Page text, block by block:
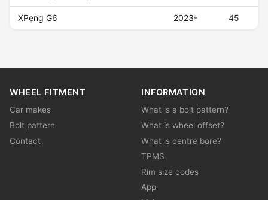
XPeng G6 2023- 45
WHEEL FITMENT
Car makes
Bolt pattern
Contact
INFORMATION
What is a bolt pattern?
What is wheel offset?
What is centre bore?
TPMS
Rim size codes
App